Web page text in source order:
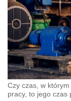
Czy czas, w
pracy, to jego czas